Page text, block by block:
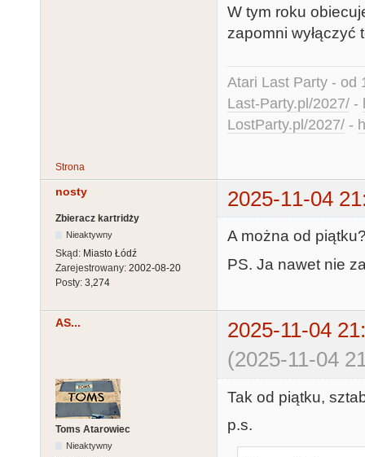
W tym roku
zapomni wyłączyć
Atari Last Party - od
Last-Party.pl/2027/ -
LostParty.pl/2027/ -
Strona
nosty 2025-11-04
Zbieracz kartridży
Nieaktywny
Skąd: Miasto Łódź
Zarejestrowany: 2002-08-20
Posty: 3,274
A można od
PS. Ja nawet nie
AS...
2025-11-04
(2025-11-04
Toms Atarowiec
Nieaktywny
Tak od piątku,
p.s.